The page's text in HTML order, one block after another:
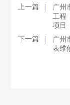
上一篇
广州
工程
项目
下一篇
广州
表维